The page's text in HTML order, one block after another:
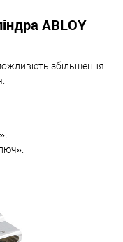
ABLOY
збільшення